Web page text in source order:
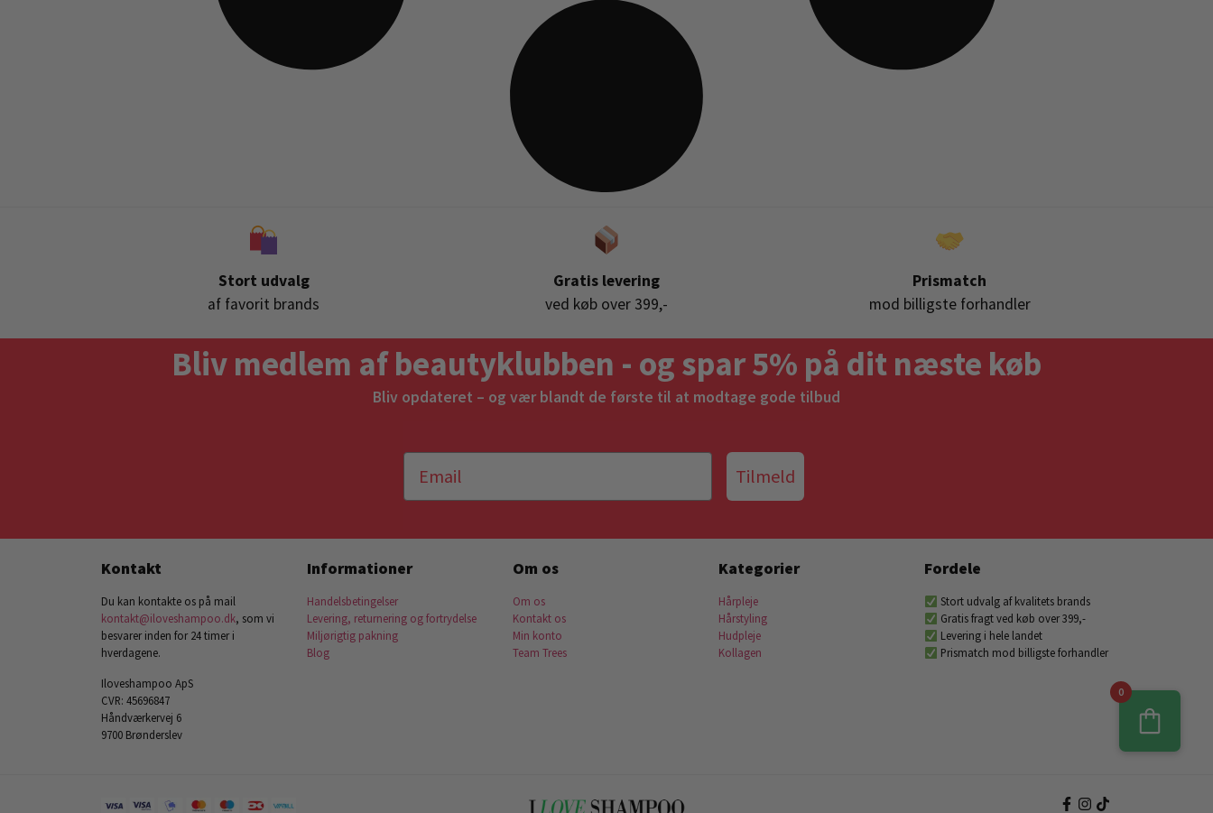
Stort udvalg
af favorit brands
Gratis levering
ved køb over 399,-
Prismatch
mod billigste forhandler
Bliv medlem af beautyklubben - og spar 5% på dit næste køb
Bliv opdateret – og vær blandt de første til at modtage gode tilbud
Tilmeld
Kontakt
Du kan kontakte os på mail
kontakt@iloveshampoo.dk, som vi
besvarer inden for 24 timer i
hverdagene.
Iloveshampoo ApS
CVR: 45696847
Håndværkervej 6
9700 Brønderslev
Informationer
Handelsbetingelser
Levering, returnering og fortrydelse
Miljørigtig pakning
Blog
Om os
Om os
Kontakt os
Min konto
Team Trees
Kategorier
Hårpleje
Hårstyling
Hudpleje
Kollagen
Fordele
Stort udvalg af kvalitets brands
Gratis fragt ved køb over 399,-
Levering i hele landet
Prismatch mod billigste forhandler
0